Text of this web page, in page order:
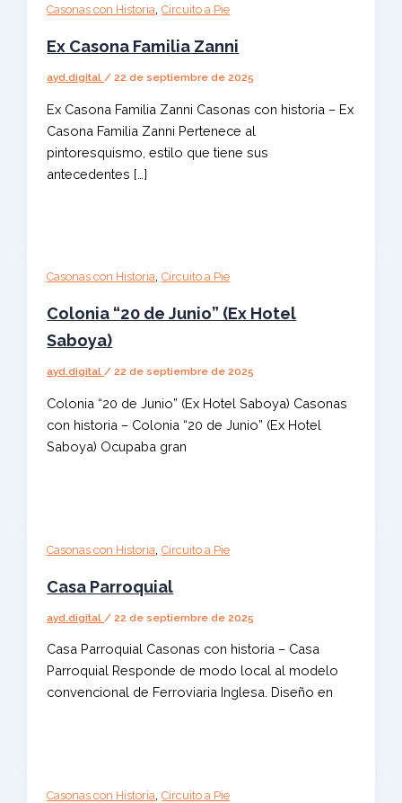
Casonas con Historia ,Circuito a Pie
Ex Casona Familia Zanni
ayd.digital/22 de septiembre de 2025
Ex Casona Familia Zanni Casonas con historia – Ex
Casona Familia Zanni Pertenece al
pintoresquismo, estilo que tiene sus
antecedentes […]
Casonas con Historia ,Circuito a Pie
Colonia “20 de Junio” (Ex Hotel
Saboya)
ayd.digital/22 de septiembre de 2025
Colonia “20 de Junio” (Ex Hotel Saboya) Casonas
con historia – Colonia “20 de Junio” (Ex Hotel
Saboya) Ocupaba gran
Casonas con Historia ,Circuito a Pie
Casa Parroquial
ayd.digital / 22 de septiembre de 2025
Casa Parroquial Casonas con historia – Casa
Parroquial Responde de modo local al modelo
convencional de Ferroviaria Inglesa. Diseño en
Casonas con Historia ,Circuito a Pie